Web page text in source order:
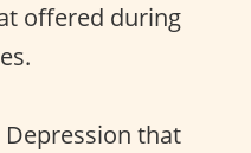
offered during
that